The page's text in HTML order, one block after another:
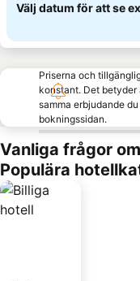
Välj datum för att se
Priserna och
konstant. Det
samma erbjudande
bokningssidan.
Vanliga frågor
Populära